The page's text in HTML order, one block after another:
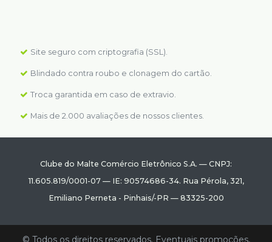
Site seguro com criptografia (SSL).
Blindado contra roubo e clonagem do cartão.
Troca garantida em caso de extravio.
Mais de 2.000 avaliações de nossos clientes.
Clube do Malte Comércio Eletrônico S.A. — CNPJ:
11.605.819/0001-07— IE: 90574686-34. Rua Pérola, 321,
Emiliano Perneta - Pinhais/-PR — 83325-200
© Todos os direitos reservados. Eventuais promoções,